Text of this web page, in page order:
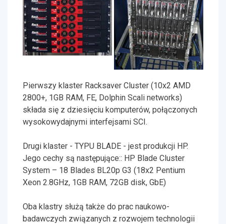
Pierwszy klaster Racksaver Cluster (10x2 AMD
2800+, 1GB RAM, FE, Dolphin Scali networks)
składa się z dziesięciu komputerów, połączonych
wysokowydajnymi interfejsami SCI.
Drugi klaster - TYPU BLADE - jest produkcji HP.
Jego cechy są następujące:: HP Blade Cluster
System – 18 Blades BL20p G3 (18x2 Pentium
Xeon 2.8GHz, 1GB RAM, 72GB disk, GbE)
Oba klastry służą także do prac naukowo-
badawczych związanych z rozwojem technologii